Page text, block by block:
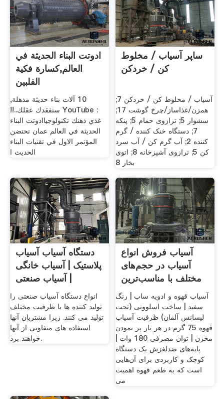
ادوتت البناء الحديثة في
العالم,كسارة فكية
الفلبين
‫10 آلات بناء حديثة مذهلة,
ستفقدك عقلك..!!‬‎ YouTube :
غذي ذهنك تكنولوجياادوتت البناء
الحديثة في العالم عمان تحتضن
المؤتمر الاول في تقنيات البناء
الحديث ا
ساپر آسیاب / مخلوط
کن / خردکن
آسیاب / مخلوط کن / خردکن 7;
همزن/غذاساز/چرخ گوشت 17;
سشوار 5; ترازوی حمام 5; پنکه
7; دستگاه خنک کننده / گرم
کننده 2; آب گرم کن / آب سرد
کن 5; ترازوی آشپزخانه 8; اتوی
بخار 8
دستگاه آسیاب آسیاب
پلاستیک | آسیاب خانگی
| آسیاب صنعتی
انواع دستگاه آسیاب صنعتی را
تولید کننده ها با ظرفیت مختلف
تولید می کنند. زیرا مشتریان آنها
استفاده های متفاوتی از آنها
خواهند برد.
آسیاب فروش انواع
آسیاب در حجم‌های
مختلف با مناسب‌ترین
آسیاب قهوه و ادویه ساب | رنگ
سفید | ساخت اسلوونی (تحت
لیسانس آلمان)‌ ظرفیت آسیاب
قهوه 75 گرم در هر بار پر نمودن
مخزن | توان مصرفی 180 وات |
پایه‌های ضد‌لغزش یک دستگاه
کوچک و کاربردی برای آن‌هایی
است که به طعم قهوه اهمیت
می